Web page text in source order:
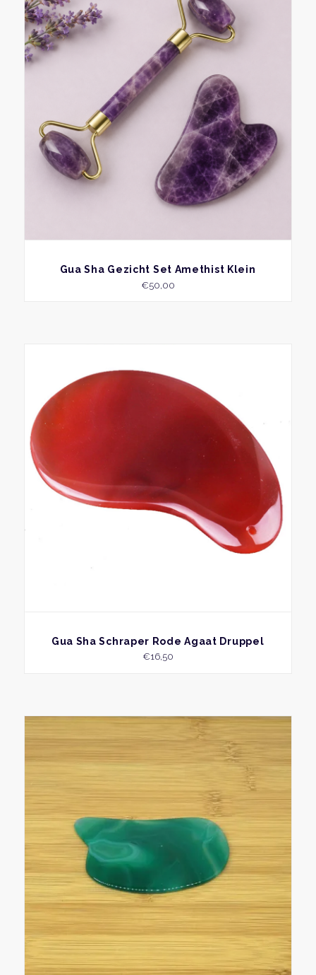
BEKIJK
Gua Sha Gezicht Set Amethist Klein
€50,00
BEKIJK
Gua Sha Schraper Rode Agaat Druppel
€16,50